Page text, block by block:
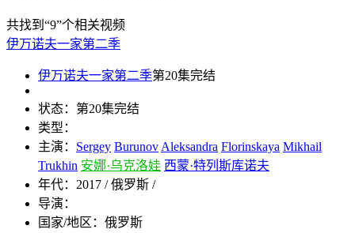
共找到 “9”个相关视频
伊万诺夫一家第二季
伊万诺夫一家第二季第20集完结
状态： 第20集完结
类型：
主演： Sergey BurunovAleksandra Florinskaya Mikhail
Trukhin 安娜·乌克洛娃 西蒙·特列斯库诺夫
年代： 2017 / 俄罗斯 /
导演：
国家/地区： 俄罗斯